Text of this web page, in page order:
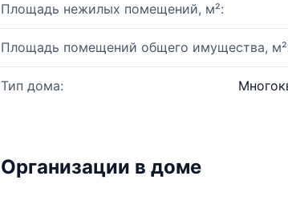
Площадь нежилых помещений, м²:
Площадь помещений общего имущества,
Тип дома:
Организации в доме